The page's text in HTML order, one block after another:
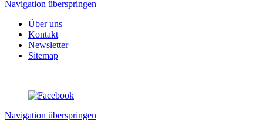
Navigation überspringen
Über uns
Kontakt
Newsletter
Sitemap
Navigation überspringen